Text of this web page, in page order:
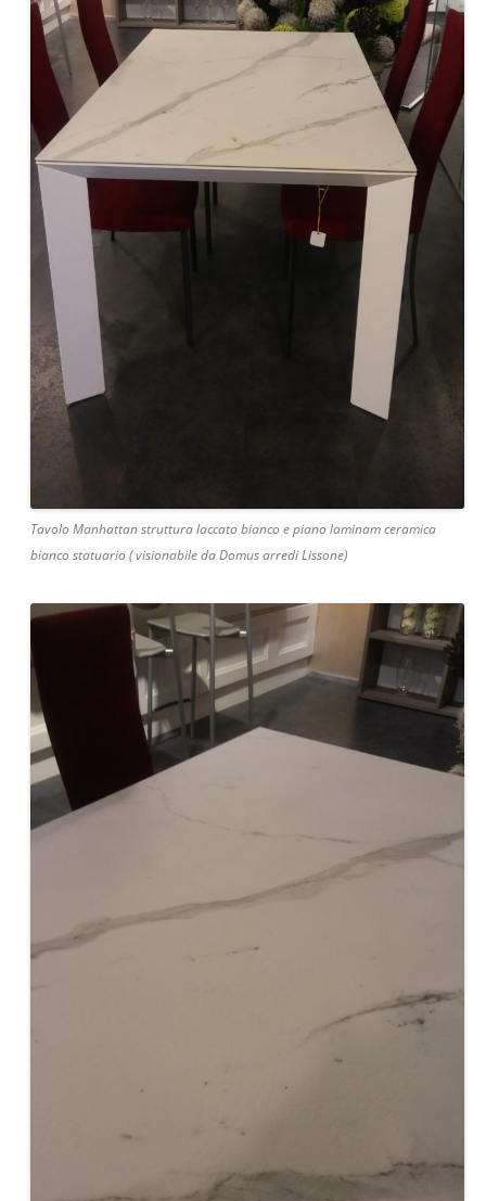
Tavolo Manhattan struttura laccato bianco e piano laminam ceramica
bianco statuario ( visionabile da Domus arredi Lissone)